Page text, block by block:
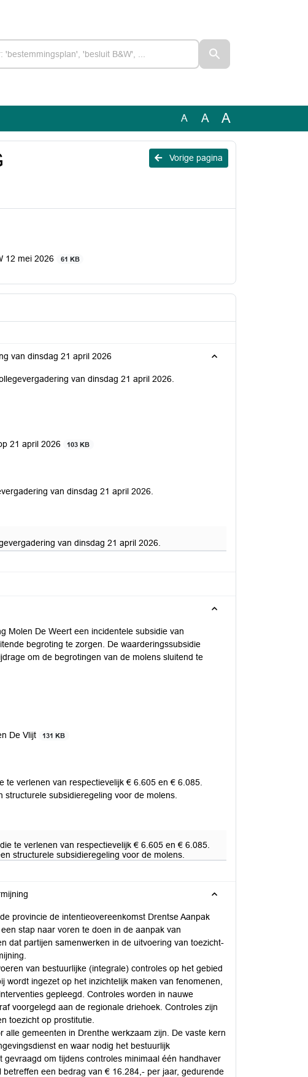
A A A
Vorige pagina
12 mei 2026 61 KB
van dinsdag 21 april 2026
van dinsdag 21 april 2026.
21 april 2026 103 KB
van dinsdag 21 april 2026.
van dinsdag 21 april 2026.
Molen De Weert een incidentele subsidie van
begroting te zorgen. De waarderingssubsidie
om de begrotingen van de molens sluitend te
De Vlijt 131 KB
te verlenen van respectievelijk € 6.605 en € 6.085.
subsidieregeling voor de molens.
te verlenen van respectievelijk € 6.605 en € 6.085.
structurele subsidieregeling voor de molens.
provincie de intentieovereenkomst Drentse Aanpak
stap naar voren te doen in de aanpak van
dat partijen samenwerken in de uitvoering van toezicht-
van bestuurlijke (integrale) controles op het gebied
ingezet op het inzichtelijk maken van fenomenen,
gepleegd. Controles worden in nauwe
voorgelegd aan de regionale driehoek. Controles zijn
toezicht op prostitutie.
gemeenten in Drenthe werkzaam zijn. De vaste kern
en waar nodig het bestuurlijk
om tijdens controles minimaal één handhaver
een bedrag van € 16.284,- per jaar, gedurende